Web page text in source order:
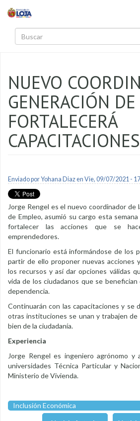
NUEVO
GENERACIÓN
FORTALECERÁ
CAPACITACIONES
Enviado porYohana Diazen Vie, 09/07/2021 -
Jorge Rengel es el nuevo coordinador de
de Empleo, asumió su cargo esta
fortalecer las acciones que se
emprendedores.
El funcionario está informándose de los
partir de ello proponer nuevas acciones
los recursos y así dar opciones válidas
vida de los ciudadanos que se
dependencia.
Continuarán con las capacitaciones y se
otras instituciones se unan y trabajen de
bien de la ciudadanía.
Experiencia
Jorge Rengel es ingeniero agrónomo y
universidades Técnica Particular y
Ministerio de Vivienda.
Inclusión Económica